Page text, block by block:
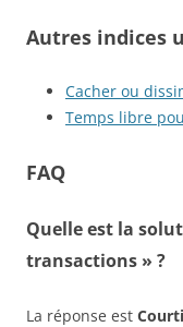
Autres indices
Cacher ou
Temps libre
FAQ
Quelle est la
transactions » ?
La réponse est